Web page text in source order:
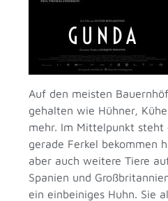
Auf den meisten
gehalten wie Hühner,
mehr. Im Mittelpunkt steht
gerade Ferkel bekommen
aber auch weitere Tiere
Spanien und
ein einbeiniges Huhn. Sie